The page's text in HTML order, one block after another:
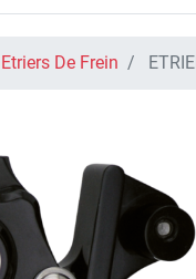
Etriers De Frein